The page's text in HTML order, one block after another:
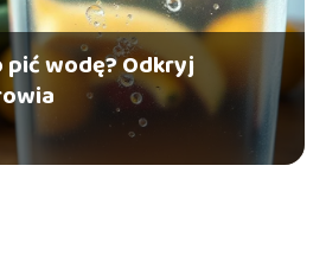
wodę? Odkryj